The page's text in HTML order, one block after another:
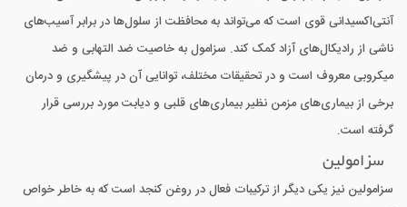
آنتی‌اکسیدانی قوی است که می‌تواند به محافظت از سلول‌ها در برابر آسیب‌های
ناشی از رادیکال‌های آزاد کمک کند. سزامول به خاصیت ضد التهابی و ضد
میکروبی معروف است و در تحقیقات مختلف، توانایی آن در پیشگیری و درمان
برخی از بیماری‌های مزمن نظیر بیماری‌های قلبی و دیابت مورد بررسی قرار
گرفته است.
سزامولین
سزامولین نیز یکی دیگر از ترکیبات فعال در روغن کنجد است که به خاطر خواص